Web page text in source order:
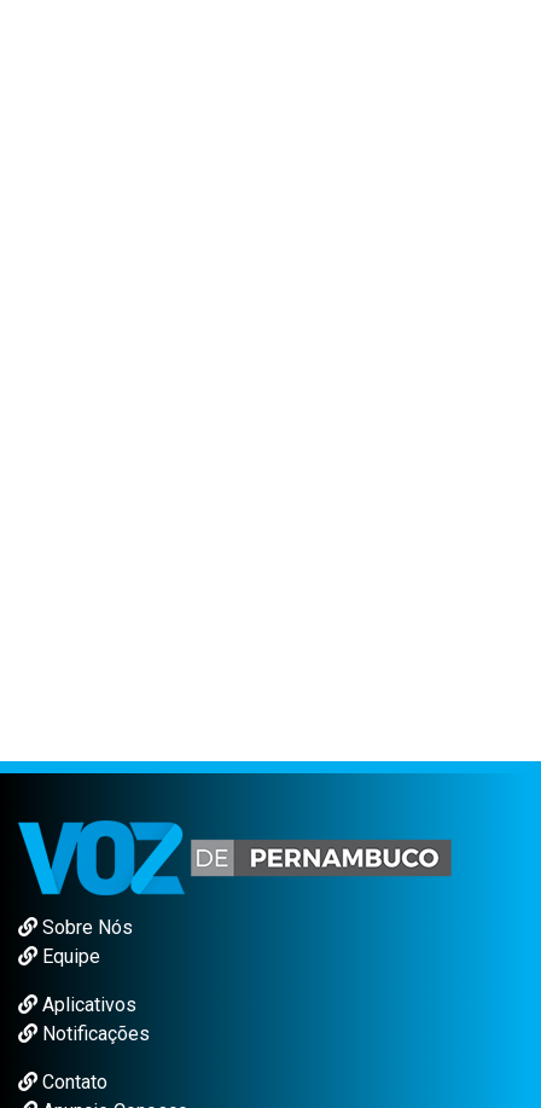
Sobre Nós
Equipe
Aplicativos
Notificações
Contato